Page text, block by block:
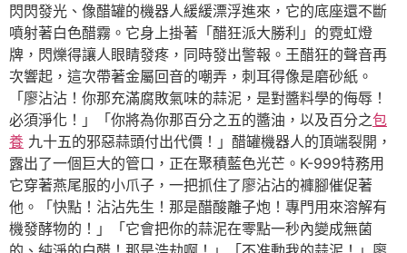
閃閃發光、像醋罐的機器人緩緩漂浮進來，它的底座還不斷
噴射著白色醋霧。它身上掛著「醋狂派大勝利」的霓虹燈
牌，閃爍得讓人眼睛發疼，同時發出警報。王醋狂的聲音再
次響起，這次帶著金屬回音的嘲弄，刺耳得像是磨砂紙。
「廖沾沾！你那充滿腐敗氣味的蒜泥，是對醬料學的侮辱！
必須淨化！」「你將為你那百分之五的醬油，以及百分之包
養 九十五的邪惡蒜頭付出代價！」醋罐機器人的頂端裂開，
露出了一個巨大的管口，正在聚積藍色光芒。K-999特務用
它穿著燕尾服的小爪子，一把抓住了廖沾沾的褲腳催促著
他。「快點！沾沾先生！那是醋酸離子炮！專門用來溶解有
機發酵物的！」「它會把你的蒜泥在零點一秒內變成無菌